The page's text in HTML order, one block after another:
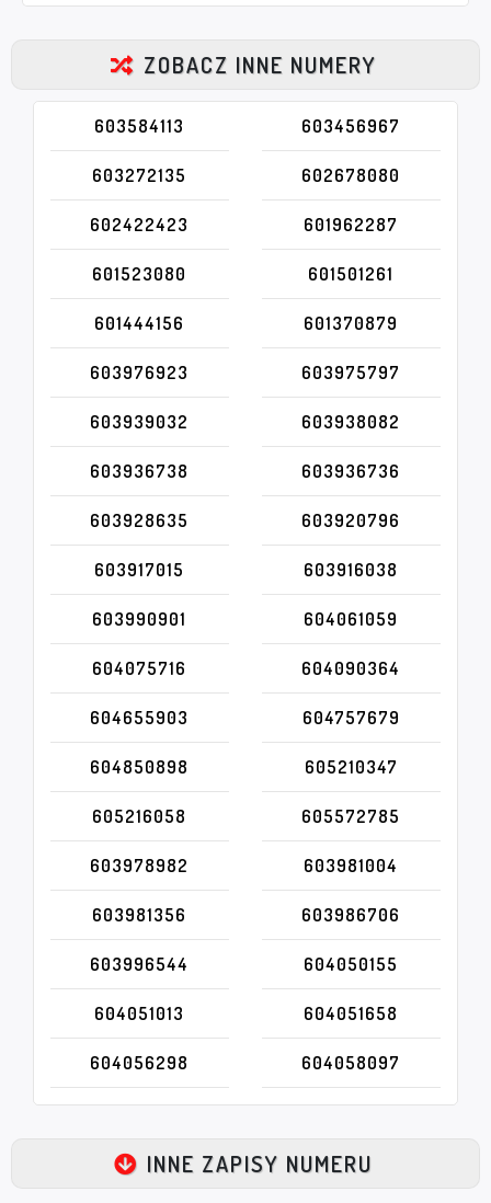
ZOBACZ INNE NUMERY
603584113 603456967
603272135 602678080
602422423 601962287
601523080 601501261
601444156 601370879
603976923 603975797
603939032 603938082
603936738 603936736
603928635 603920796
603917015 603916038
603990901 604061059
604075716 604090364
604655903 604757679
604850898 605210347
605216058 605572785
603978982 603981004
603981356 603986706
603996544 604050155
604051013 604051658
604056298 604058097
INNE ZAPISY NUMERU